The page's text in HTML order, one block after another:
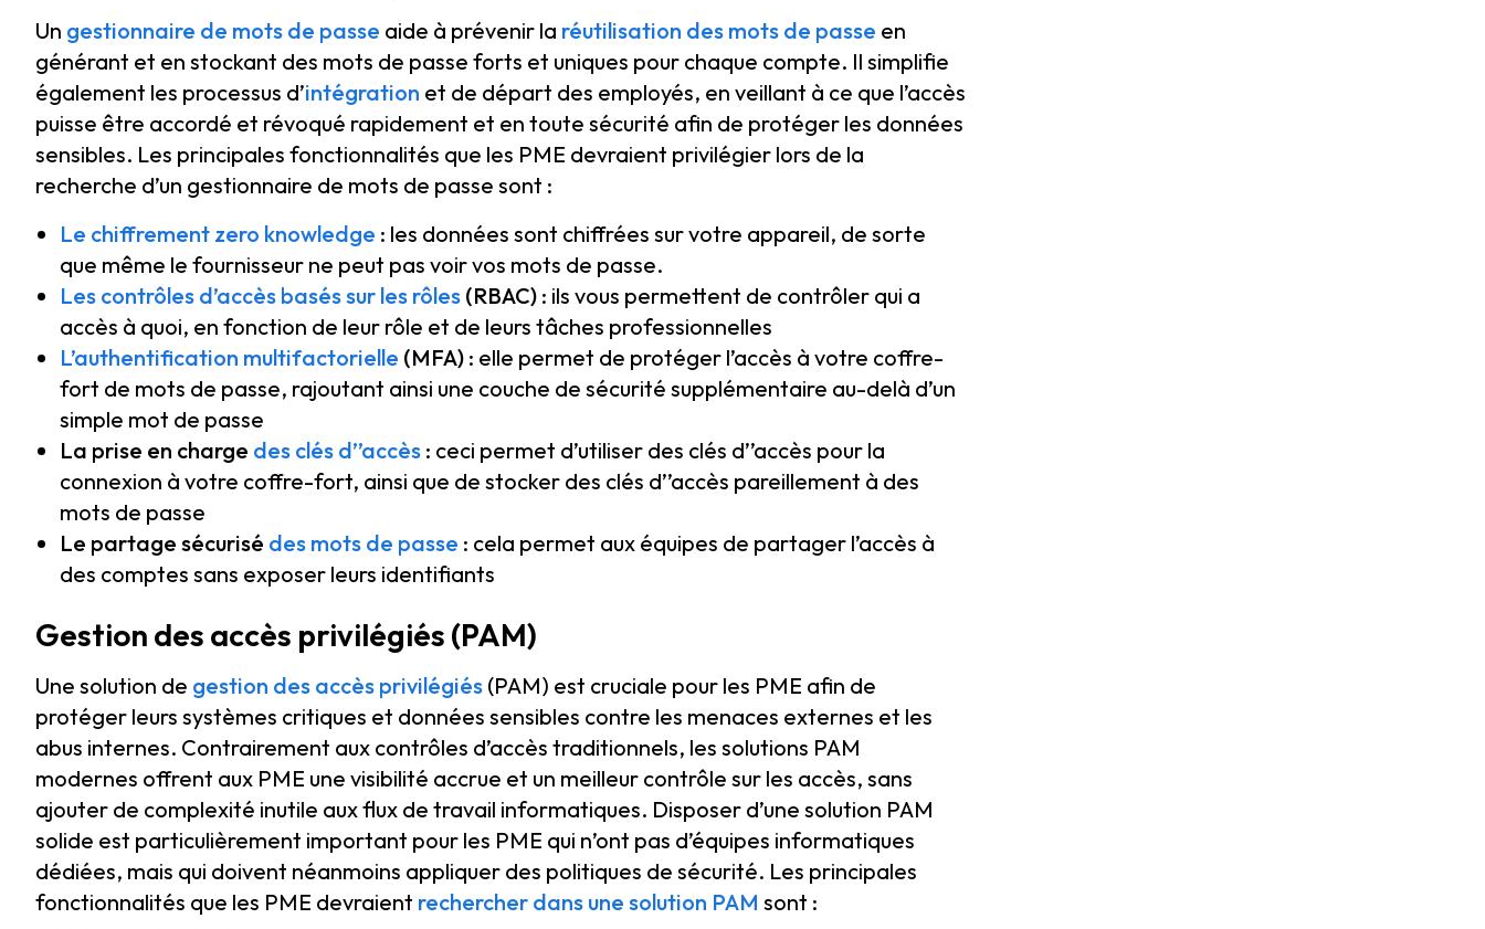
Un gestionnaire de mots de passe aide à prévenir la réutilisation des mots de passe en
générant et en stockant des mots de passe forts et uniques pour chaque compte. Il simplifie
également les processus d’intégration et de départ des employés, en veillant à ce que l’accès
puisse être accordé et révoqué rapidement et en toute sécurité afin de protéger les données
sensibles. Les principales fonctionnalités que les PME devraient privilégier lors de la
recherche d’un gestionnaire de mots de passe sont :
Le chiffrement zero knowledge : les données sont chiffrées sur votre appareil, de sorte
que même le fournisseur ne peut pas voir vos mots de passe.
Les contrôles d’accès basés sur les rôles (RBAC) : ils vous permettent de contrôler qui a
accès à quoi, en fonction de leur rôle et de leurs tâches professionnelles
L’authentification multifactorielle (MFA) : elle permet de protéger l’accès à votre coffre-
fort de mots de passe, rajoutant ainsi une couche de sécurité supplémentaire au-delà d’un
simple mot de passe
La prise en charge des clés d’’accès : ceci permet d’utiliser des clés d’’accès pour la
connexion à votre coffre-fort, ainsi que de stocker des clés d’’accès pareillement à des
mots de passe
Le partage sécurisé des mots de passe : cela permet aux équipes de partager l’accès à
des comptes sans exposer leurs identifiants
Gestion des accès privilégiés (PAM)
Une solution de gestion des accès privilégiés (PAM) est cruciale pour les PME afin de
protéger leurs systèmes critiques et données sensibles contre les menaces externes et les
abus internes. Contrairement aux contrôles d’accès traditionnels, les solutions PAM
modernes offrent aux PME une visibilité accrue et un meilleur contrôle sur les accès, sans
ajouter de complexité inutile aux flux de travail informatiques. Disposer d’une solution PAM
solide est particulièrement important pour les PME qui n’ont pas d’équipes informatiques
dédiées, mais qui doivent néanmoins appliquer des politiques de sécurité. Les principales
fonctionnalités que les PME devraient rechercher dans une solution PAM sont :